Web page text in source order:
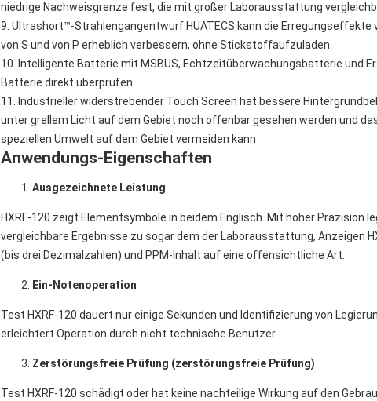
niedrige Nachweisgrenze fest, die mit großer Laborausstattung
9. Ultrashort™-Strahlengangentwurf HUATECS kann die Erregungseffekte
von S und von P erheblich verbessern, ohne Stickstoffaufzuladen.
10. Intelligente Batterie mit MSBUS, Echtzeitüberwachungsbatterie und
Batterie direkt überprüfen.
11. Industrieller widerstrebender Touch Screen hat bessere
unter grellem Licht auf dem Gebiet noch offenbar gesehen werden und
speziellen Umwelt auf dem Gebiet vermeiden kann
Anwendungs-Eigenschaften
Ausgezeichnete Leistung
HXRF-120 zeigt Elementsymbole in beidem Englisch. Mit hoher Präzision
vergleichbare Ergebnisse zu sogar dem der Laborausstattung, Anzeigen
(bis drei Dezimalzahlen) und PPM-Inhalt auf eine offensichtliche Art.
Ein-Notenoperation
Test HXRF-120 dauert nur einige Sekunden und Identifizierung von
erleichtert Operation durch nicht technische Benutzer.
Zerstörungsfreie Prüfung (zerstörungsfreie Prüfung)
Test HXRF-120 schädigt oder hat keine nachteilige Wirkung auf den